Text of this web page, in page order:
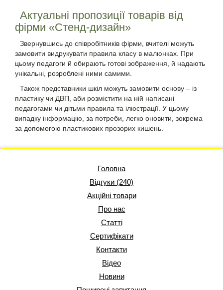
Актуальні пропозиції товарів від
фірми «Стенд-дизайн»
Звернувшись до співробітників фірми, вчителі можуть
замовити видрукувати правила класу в малюнках. При
цьому педагоги й обирають готові зображення, й надають
унікальні, розроблені ними самими.
Також представники шкіл можуть замовити основу – із
пластику чи ДВП, аби розмістити на ній написані
педагогами чи дітьми правила та ілюстрації. У цьому
випадку інформацію, за потреби, легко оновити, зокрема
за допомогою пластикових прозорих кишень.
Головна
Відгуки (240)
Акційні товари
Про нас
Статті
Сертифікати
Контакти
Відео
Новини